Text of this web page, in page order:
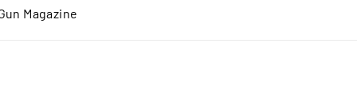
Magazine